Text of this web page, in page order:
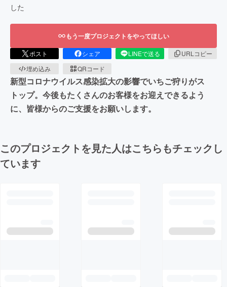
した
もう一度プロジェクトをやってほしい
ポスト シェア LINEで送る
URLコピー
埋め込み
QRコード
新型コロナウイルス感染拡大の影響でいちご狩りがス
トップ。今後もたくさんのお客様をお迎えできるよう
に、皆様からのご支援をお願いします。
このプロジェクトを見た人はこちらもチェックし
ています